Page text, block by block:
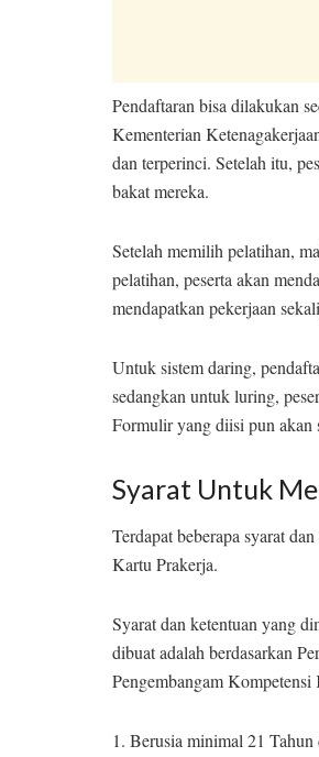
Pendaftaran bisa dilakukan
Kementerian
dan terperinci. Setelah itu,
bakat mereka.
Setelah memilih pelatihan,
pelatihan, peserta akan
mendapatkan pekerjaan
Untuk sistem daring,
sedangkan untuk luring,
Formulir yang diisi pun akan
Syarat Untuk
Terdapat beberapa syarat
Kartu Prakerja.
Syarat dan ketentuan yang
dibuat adalah berdasarkan
Pengembangam
1. Berusia minimal 21